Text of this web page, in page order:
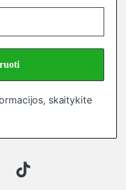
skaitykite